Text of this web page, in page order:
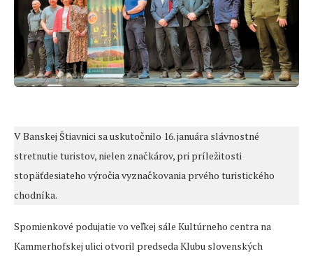
V Banskej Štiavnici sa uskutočnilo 16. januára slávnostné
stretnutie turistov, nielen značkárov, pri príležitosti
stopäťdesiateho výročia vyznačkovania prvého turistického
chodníka.
Spomienkové podujatie vo veľkej sále Kultúrneho centra na
Kammerhofskej ulici otvoril predseda Klubu slovenských